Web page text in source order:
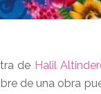
de Halil
de una obra